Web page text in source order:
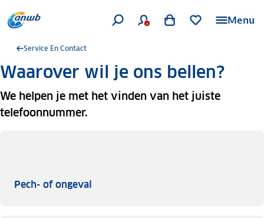
Menu
Service En Contact
Waarover wil je ons bellen?
We helpen je met het vinden van het juiste
telefoonnummer.
Pech- of ongeval